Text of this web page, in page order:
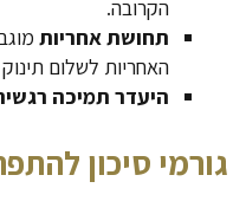
הקרובה.
תחושת אחריות
האחריות לשלום
היעדר תמיכה
גורמי סיכון